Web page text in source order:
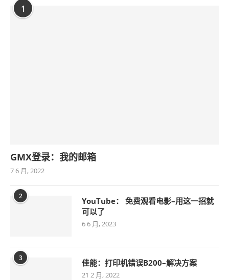
1
GMX登录：我的邮箱
7 6 月, 2022
2
YouTube： 免费观看电影–用这一招就
可以了
6 6 月, 2023
3 佳能：打印机错误B200–解决方案
21 2 月, 2022